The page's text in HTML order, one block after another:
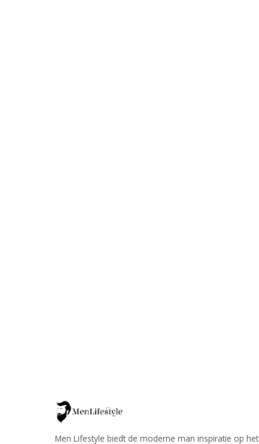
Men Lifestyle biedt de moderne man inspiratie op het